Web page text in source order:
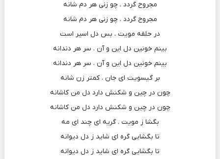
مجروح گردد . چو زنی هر دم شانه
مجروح گردد . چو زنی هر دم شانه
در حلقه مویت . بس دل اسیر است
بینم خونین دل این و آن . سر هر دندانه
بینم خونین دل این و آن . سر هر دندانه
بر گیسویت ای جان . کمتر زن شانه
چون در چین و شکنش دارد دل من کاشانه
چون در چین و شکنش دارد دل من کاشانه
بگشا ز مویت . گریه ای چند ای مه
تا بگشایی گره ای شاید ز دل دیوانه
تا بگشایی گره ای شاید ز دل دیوانه